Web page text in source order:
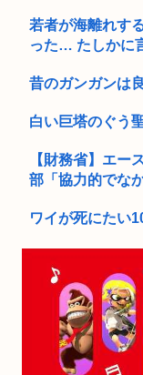
若者が海離れす
った… たしかに
昔のガンガンは
白い巨塔のぐう
【財務省】エー
部「協力的でな
ワイが死にたい